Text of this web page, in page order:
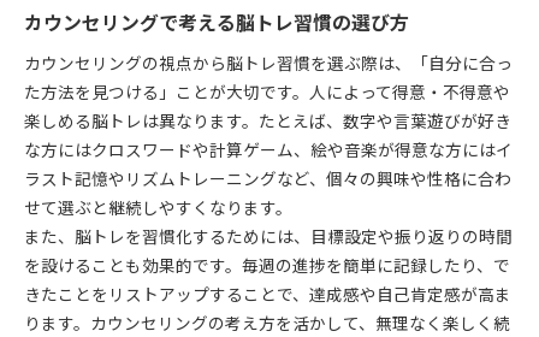
カウンセリングで考える脳トレ習慣の選び方
カウンセリングの視点から脳トレ習慣を選ぶ際は、「自分に合っ
た方法を見つける」ことが大切です。人によって得意・不得意や
楽しめる脳トレは異なります。たとえば、数字や言葉遊びが好き
な方にはクロスワードや計算ゲーム、絵や音楽が得意な方にはイ
ラスト記憶やリズムトレーニングなど、個々の興味や性格に合わ
せて選ぶと継続しやすくなります。
また、脳トレを習慣化するためには、目標設定や振り返りの時間
を設けることも効果的です。毎週の進捗を簡単に記録したり、で
きたことをリストアップすることで、達成感や自己肯定感が高ま
ります。カウンセリングの考え方を活かして、無理なく楽しく続